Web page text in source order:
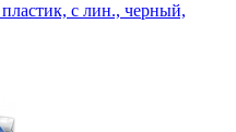
с лин., черный,